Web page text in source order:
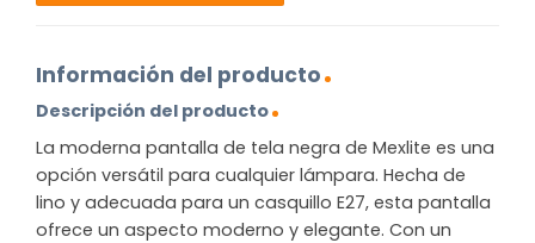
Información del producto
Descripción del producto
La moderna pantalla de tela negra de Mexlite es una
opción versátil para cualquier lámpara. Hecha de
lino y adecuada para un casquillo E27, esta pantalla
ofrece un aspecto moderno y elegante. Con un